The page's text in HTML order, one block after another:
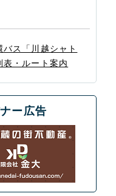
バス「川越シャト
表・ルート案内
ー広告